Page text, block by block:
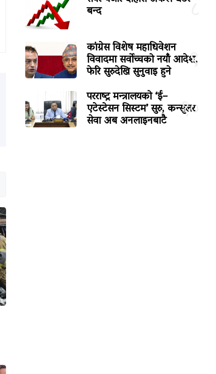
बन्द
९
कांग्रेस विशेष महाधिवेशन
विवादमा सर्वोच्चको नयाँ आदेश,
फेरि सुरुदेखि सुनुवाइ हुने
१०
परराष्ट्र मन्त्रालयको ‘ई–
एटेस्टेसन सिस्टम’ सुरु, कन्सुलर
सेवा अब अनलाइनबाटै